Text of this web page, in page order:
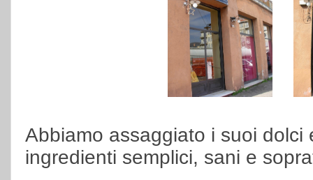
Abbiamo assaggiato i suoi dolci
ingredienti semplici, sani e